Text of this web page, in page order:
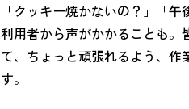
「クッキー焼かないの？」「
利用者から声がかかることも。
て、ちょっと頑張れるよう、作
す。